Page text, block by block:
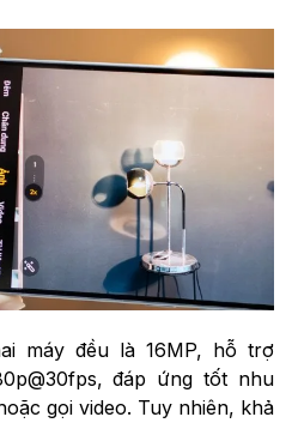
máy đều là 16MP, hỗ trợ
đáp ứng tốt nhu
gọi video. Tuy nhiên, khả